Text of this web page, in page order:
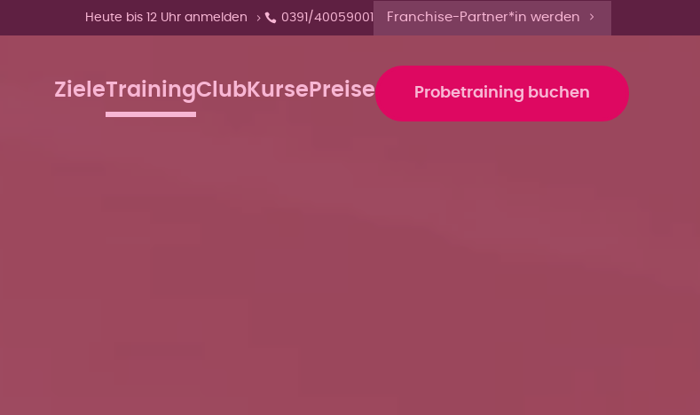
Heute bis 12 Uhr anmelden
Zeige Menü-Unterpunkte von 'Heute bis 12 Uhr anmelden'
0391/40059001 Franchise-Partner*in werden
ZieleTrainingClub Kurse Preise Probetraining buchen